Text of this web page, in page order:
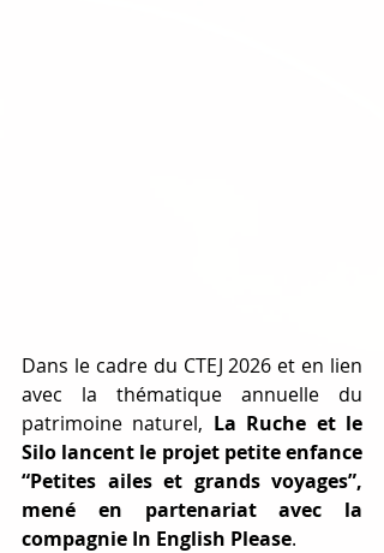
Dans le cadre du CTEJ 2026 et en lien
avec la thématique annuelle du
patrimoine naturel, La Ruche et le
Silo lancent le projet petite enfance
“Petites ailes et grands voyages”,
mené en partenariat avec la
compagnie In English Please.